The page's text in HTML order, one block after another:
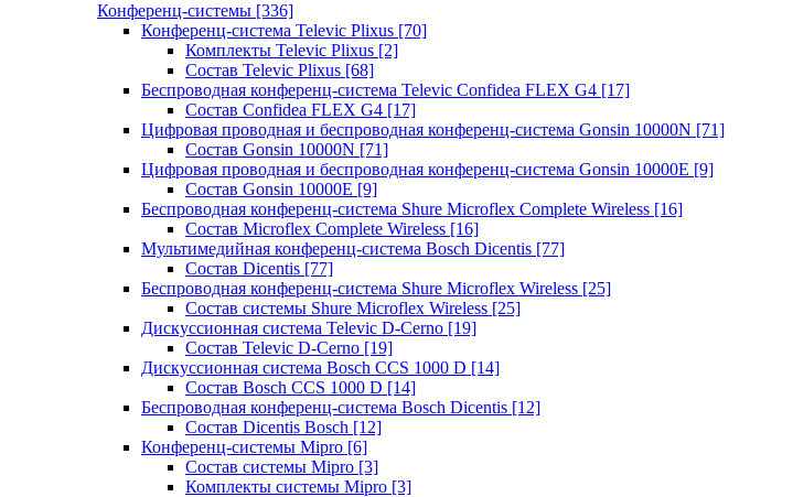
Конференц-системы [336]
Конференц-система Televic Plixus [70]
Комплекты Televic Plixus [2]
Состав Televic Plixus [68]
Беспроводная конференц-система Televic Confidea FLEX G4 [17]
Состав Confidea FLEX G4 [17]
Цифровая проводная и беспроводная конференц-система Gonsin 10000N [71]
Состав Gonsin 10000N [71]
Цифровая проводная и беспроводная конференц-система Gonsin 10000E [9]
Состав Gonsin 10000E [9]
Беспроводная конференц-система Shure Microflex Complete Wireless [16]
Состав Microflex Complete Wireless [16]
Мультимедийная конференц-система Bosch Dicentis [77]
Состав Dicentis [77]
Беспроводная конференц-система Shure Microflex Wireless [25]
Состав системы Shure Microflex Wireless [25]
Дискуссионная система Televic D-Cerno [19]
Состав Televic D-Cerno [19]
Дискуссионная система Bosch CCS 1000 D [14]
Состав Bosch CCS 1000 D [14]
Беспроводная конференц-система Bosch Dicentis [12]
Состав Dicentis Bosch [12]
Конференц-системы Mipro [6]
Состав системы Mipro [3]
Комплекты системы Mipro [3]